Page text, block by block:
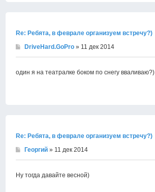
Re: Ребята, в феврале организуем встречу?)
DriveHard.GoPro » 11 дек 2014
один я на театралке боком по снегу вваливаю?)
Re: Ребята, в феврале организуем встречу?)
Георгий » 11 дек 2014
Ну тогда давайте весной)